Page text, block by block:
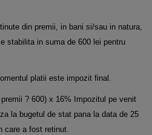
din premii, in bani si/sau in natura,
stabilita in suma de 600 lei pentru
platii este impozit final.
? 600) x 16% Impozitul pe venit
la bugetul de stat pana la data de 25
care a fost retinut.